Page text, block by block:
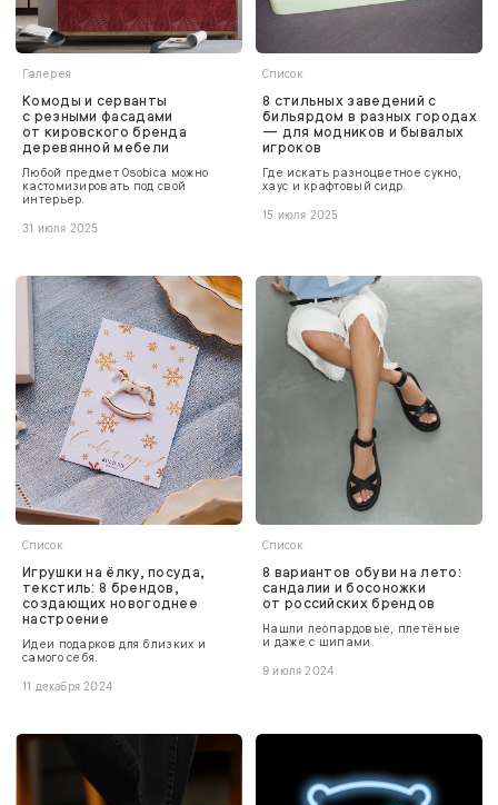
Галерея
Комоды и серванты
с резными фасадами
от кировского бренда
деревянной мебели
Любой предмет Osobica можно
кастомизировать под свой
интерьер.
31 июля 2025
Список
8 стильных заведений с
бильярдом в разных городах
— для модников и бывалых
игроков
Где искать разноцветное сукно,
хаус и крафтовый сидр.
15 июля 2025
Список
Игрушки на ёлку, посуда,
текстиль: 8 брендов,
создающих новогоднее
настроение
Идеи подарков для близких и
самого себя.
11 декабря 2024
Список
8 вариантов обуви на лето:
сандалии и босоножки
от российских брендов
Нашли леопардовые, плетёные
и даже с шипами.
9 июля 2024